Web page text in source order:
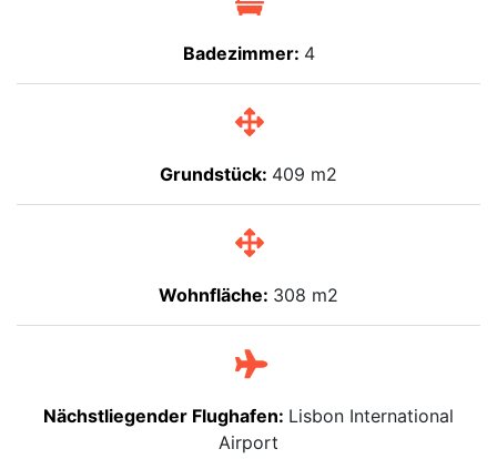
Badezimmer: 4
Grundstück: 409 m2
Wohnfläche: 308 m2
Nächstliegender Flughafen: Lisbon International
Airport